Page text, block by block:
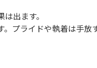
出ます。
プライドや執着は手放